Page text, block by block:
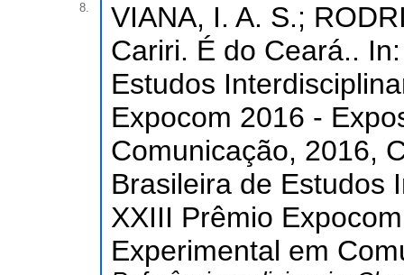
8.
VIANA, I. A. S.;
Cariri. É do Ceará..
Estudos
Expocom 2016 -
Comunicação, 2016,
Brasileira de Estudos
XXIII Prêmio
Experimental em